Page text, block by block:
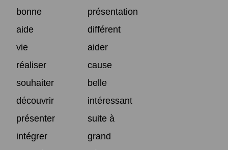
bonne
présentation
aide
différent
vie
aider
réaliser
cause
souhaiter
belle
découvrir
intéressant
présenter
suite à
intégrer
grand